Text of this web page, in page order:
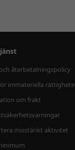
återbetalningspolicy
immateriella
om frakt
misstänkt aktivitet